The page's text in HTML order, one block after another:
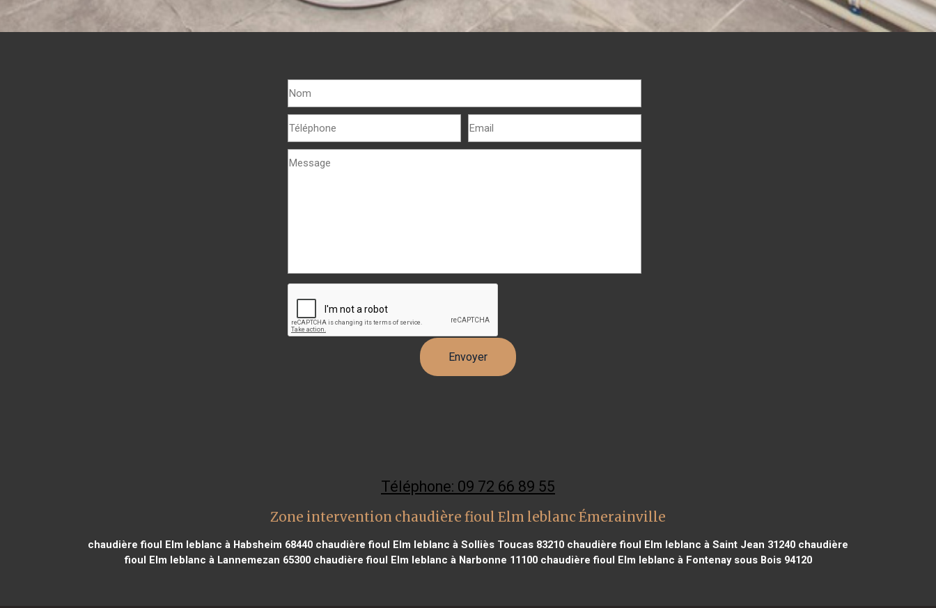
Téléphone: 09 72 66 89 55
Zone intervention chaudière fioul Elm leblanc Émerainville
chaudière fioul Elm leblanc à Habsheim 68440 chaudière fioul Elm leblanc à Solliès Toucas 83210 chaudière fioul Elm leblanc à Saint Jean 31240 chaudière
fioul Elm leblanc à Lannemezan 65300chaudière fioul Elm leblanc à Narbonne 11100chaudière fioul Elm leblanc à Fontenay sous Bois 94120